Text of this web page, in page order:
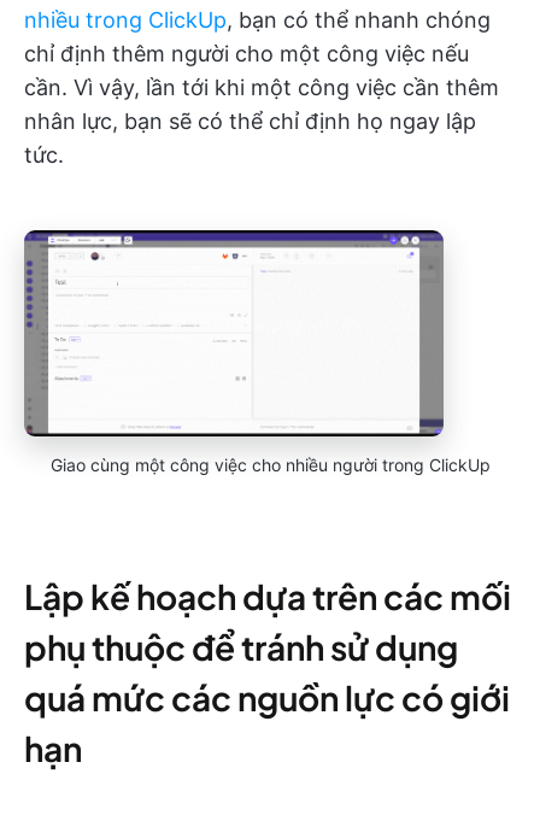
nhiều trong ClickUp, bạn có thể nhanh chóng
chỉ định thêm người cho một công việc nếu
cần. Vì vậy, lần tới khi một công việc cần thêm
nhân lực, bạn sẽ có thể chỉ định họ ngay lập
tức.
Giao cùng một công việc cho nhiều người trong ClickUp
Lập kế hoạch dựa trên các mối
phụ thuộc để tránh sử dụng
quá mức các nguồn lực có giới
hạn